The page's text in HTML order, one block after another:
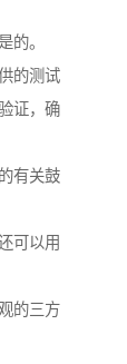
的。
的测试
证，确
有关鼓
可以用
的三方